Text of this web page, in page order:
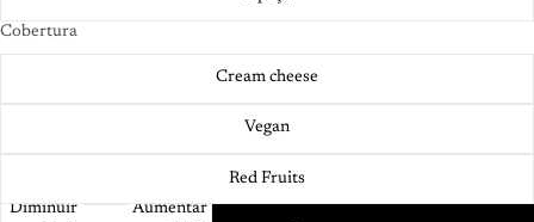
Cobertura
Cream cheese
Vegan
Red Fruits
Diminuir
Aumentar